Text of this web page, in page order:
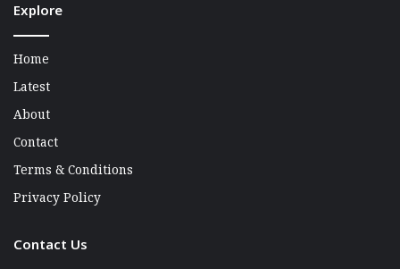
Explore
Home
Latest
About
Contact
Terms & Conditions
Privacy Policy
Contact Us